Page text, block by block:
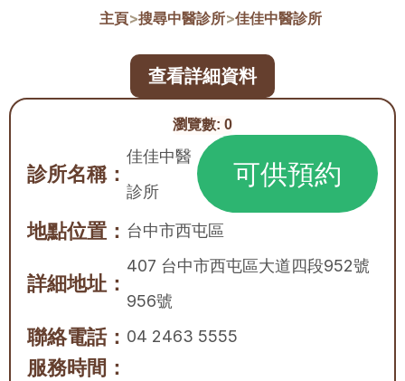
主頁>搜尋中醫診所>佳佳中醫診所
瀏覽數: 0
診所名稱：
佳佳中醫
診所
可供預約
地點位置： 台中市西屯區
詳細地址：
407 台中市西屯區大道四段952號
956號
聯絡電話： 04 2463 5555
服務時間：
查看詳細資料